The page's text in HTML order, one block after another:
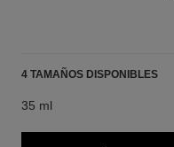
4 TAMAÑOS DISPONIBLES
35 ml